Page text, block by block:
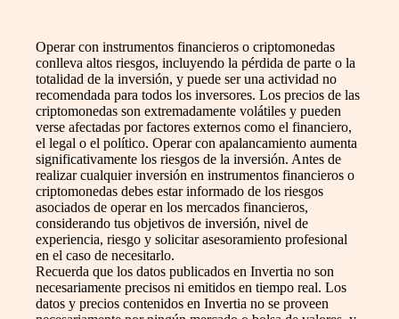
Operar con instrumentos financieros o criptomonedas
conlleva altos riesgos, incluyendo la pérdida de parte o la
totalidad de la inversión, y puede ser una actividad no
recomendada para todos los inversores. Los precios de las
criptomonedas son extremadamente volátiles y pueden
verse afectadas por factores externos como el financiero,
el legal o el político. Operar con apalancamiento aumenta
significativamente los riesgos de la inversión. Antes de
realizar cualquier inversión en instrumentos financieros o
criptomonedas debes estar informado de los riesgos
asociados de operar en los mercados financieros,
considerando tus objetivos de inversión, nivel de
experiencia, riesgo y solicitar asesoramiento profesional
en el caso de necesitarlo.
Recuerda que los datos publicados en Invertia no son
necesariamente precisos ni emitidos en tiempo real. Los
datos y precios contenidos en Invertia no se proveen